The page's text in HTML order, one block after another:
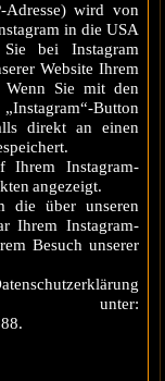
Adresse) wird von
in die USA
bei Instagram
Website Ihrem
Wenn Sie mit den
Button
direkt an einen
Ihrem Instagram-
angezeigt.
die über unseren
Ihrem Instagram-
Besuch unserer
unter: